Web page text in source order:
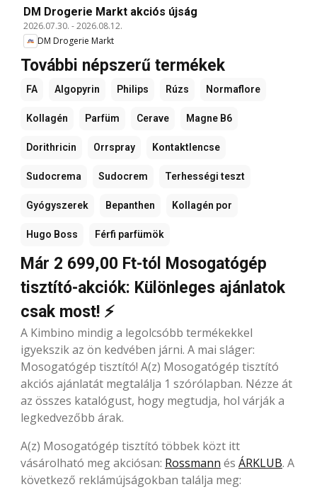
DM Drogerie Markt akciós újság
2026.07.30. -2026.08.12.
DM Drogerie Markt
További népszerű termékek
FA Algopyrin Philips Rúzs Normaflore
Kollagén Parfüm Cerave Magne B6
Dorithricin Orrspray Kontaktlencse
Sudocrema Sudocrem Terhességi teszt
Gyógyszerek Bepanthen Kollagén por
Hugo Boss Férfi parfümök
Már 2 699,00 Ft-tól Mosogatógép
tisztító-akciók: Különleges ajánlatok
csak most! ⚡
A Kimbino mindig a legolcsóbb termékekkel
igyekszik az ön kedvében járni. A mai sláger:
Mosogatógép tisztító! A(z) Mosogatógép tisztító
akciós ajánlatát megtalálja 1 szórólapban. Nézze át
az összes katalógust, hogy megtudja, hol várják a
legkedvezőbb árak.
A(z) Mosogatógép tisztító többek közt itt
vásárolható meg akciósan: Rossmann és ÁRKLUB. A
következő reklámújságokban találja meg: